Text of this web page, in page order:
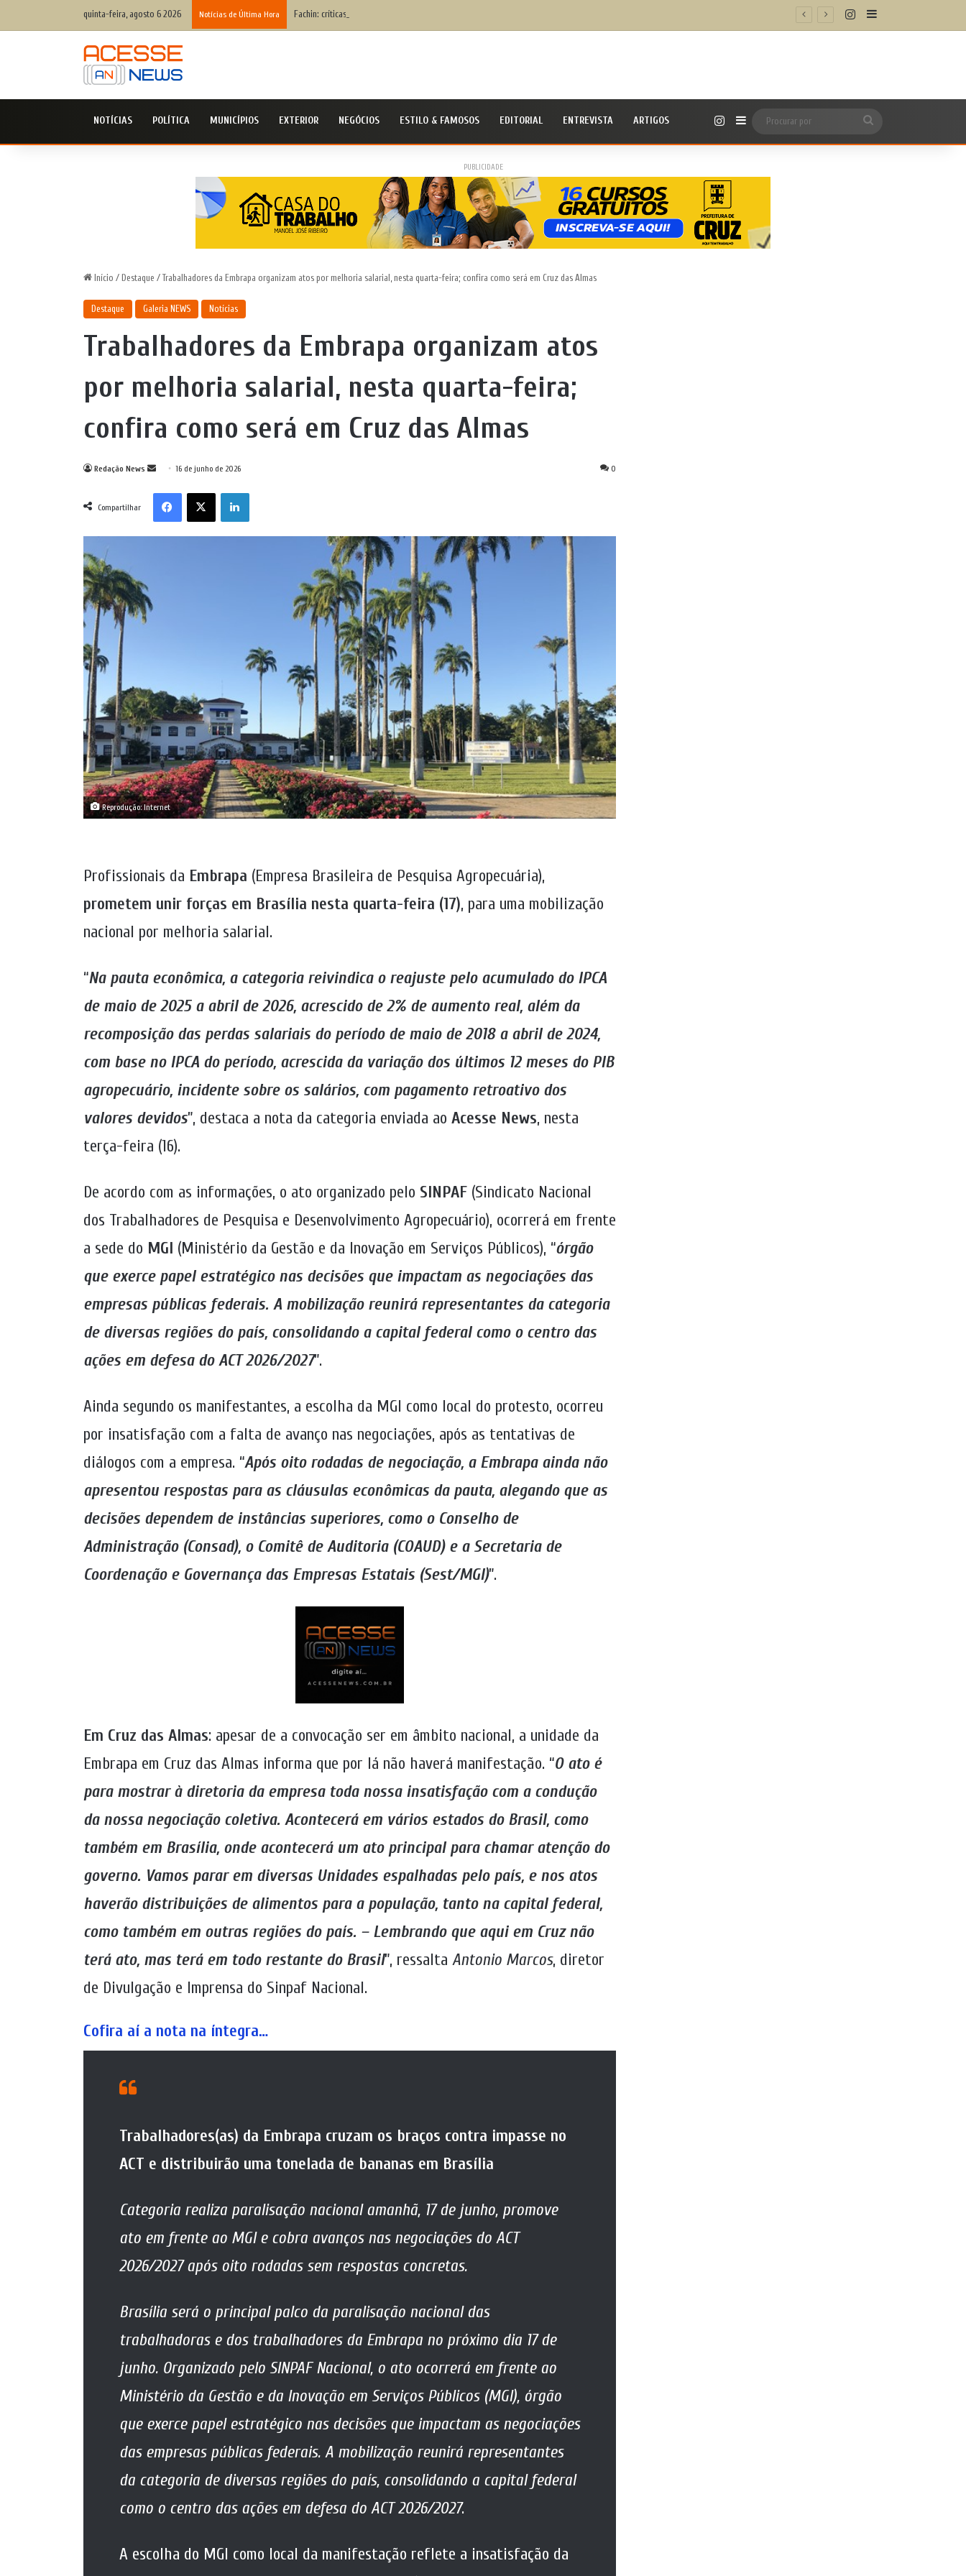
quinta-feira, agosto 6 2026 Notícias de Última Hora Fachin: críticas não fragilizam STF, mas fortalecem democracia InstagramBarra Lateral
NOTÍCIAS POLÍTICA MUNICÍPIOS EXTERIOR NEGÓCIOS ESTILO & FAMOSOS EDITORIAL ENTREVISTA ARTIGOS InstagramBarra Lateral
por
PUBLICIDADE
Início / Destaque / Trabalhadores da Embrapa organizam atos por melhoria salarial, nesta quarta-feira; confira como será em Cruz das Almas
Destaque Galeria NEWS Notícias
Trabalhadores da Embrapa organizam atos
por melhoria salarial, nesta quarta-feira;
confira como será em Cruz das Almas
Redação News
Mande
mail
16 de junho de 2026 0
Compartilhar
FacebookX Linkedin
Reprodução: Internet
Profissionais da Embrapa (Empresa Brasileira de Pesquisa Agropecuária),
prometem unir forças em Brasília nesta quarta-feira (17), para uma mobilização
nacional por melhoria salarial.
“Na pauta econômica, a categoria reivindica o reajuste pelo acumulado do IPCA
de maio de 2025 a abril de 2026, acrescido de 2% de aumento real, além da
recomposição das perdas salariais do período de maio de 2018 a abril de 2024,
com base no IPCA do período, acrescida da variação dos últimos 12 meses do PIB
agropecuário, incidente sobre os salários, com pagamento retroativo dos
valores devidos”, destaca a nota da categoria enviada ao Acesse News, nesta
terça-feira (16).
De acordo com as informações, o ato organizado pelo SINPAF (Sindicato Nacional
dos Trabalhadores de Pesquisa e Desenvolvimento Agropecuário), ocorrerá em frente
a sede do MGI (Ministério da Gestão e da Inovação em Serviços Públicos), “órgão
que exerce papel estratégico nas decisões que impactam as negociações das
empresas públicas federais. A mobilização reunirá representantes da categoria
de diversas regiões do país, consolidando a capital federal como o centro das
ações em defesa do ACT 2026/2027”.
Ainda segundo os manifestantes, a escolha da MGI como local do protesto, ocorreu
por insatisfação com a falta de avanço nas negociações, após as tentativas de
diálogos com a empresa. “Após oito rodadas de negociação, a Embrapa ainda não
apresentou respostas para as cláusulas econômicas da pauta, alegando que as
decisões dependem de instâncias superiores, como o Conselho de
Administração (Consad), o Comitê de Auditoria (COAUD) e a Secretaria de
Coordenação e Governança das Empresas Estatais (Sest/MGI)”.
Em Cruz das Almas: apesar de a convocação ser em âmbito nacional, a unidade da
Embrapa em Cruz das Almas informa que por lá não haverá manifestação. “O ato é
para mostrar à diretoria da empresa toda nossa insatisfação com a condução
da nossa negociação coletiva. Acontecerá em vários estados do Brasil, como
também em Brasília, onde acontecerá um ato principal para chamar atenção do
governo. Vamos parar em diversas Unidades espalhadas pelo país, e nos atos
haverão distribuições de alimentos para a população, tanto na capital federal,
como também em outras regiões do país. – Lembrando que aqui em Cruz não
terá ato, mas terá em todo restante do Brasil”, ressalta Antonio Marcos, diretor
de Divulgação e Imprensa do Sinpaf Nacional.
Cofira aí a nota na íntegra…
Trabalhadores(as) da Embrapa cruzam os braços contra impasse no
ACT e distribuirão uma tonelada de bananas em Brasília
Categoria realiza paralisação nacional amanhã, 17 de junho, promove
ato em frente ao MGI e cobra avanços nas negociações do ACT
2026/2027 após oito rodadas sem respostas concretas.
Brasília será o principal palco da paralisação nacional das
trabalhadoras e dos trabalhadores da Embrapa no próximo dia 17 de
junho. Organizado pelo SINPAF Nacional, o ato ocorrerá em frente ao
Ministério da Gestão e da Inovação em Serviços Públicos (MGI), órgão
que exerce papel estratégico nas decisões que impactam as negociações
das empresas públicas federais. A mobilização reunirá representantes
da categoria de diversas regiões do país, consolidando a capital federal
como o centro das ações em defesa do ACT 2026/2027.
A escolha do MGI como local da manifestação reflete a insatisfação da